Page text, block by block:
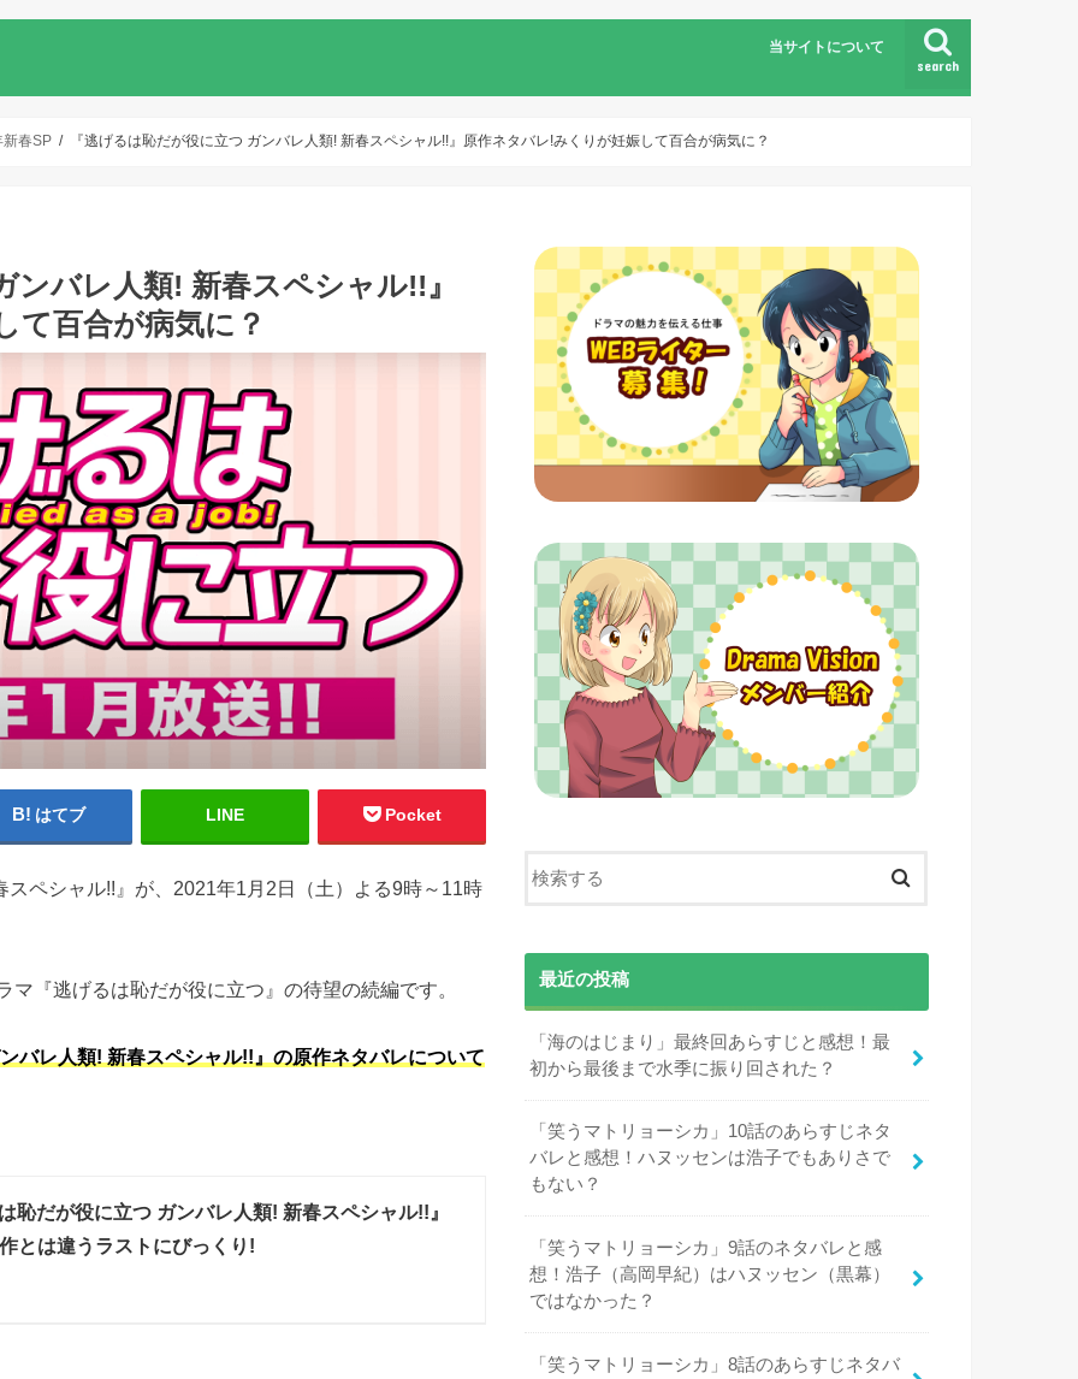
search
当サイトについて
新春SP 『逃げるは恥だが役に立つ ガンバレ人類! 新春スペシャル!!』原作ネタバレ!みくりが妊娠して百合が病気に？
バレ人類! 新春スペシャル!!』
て百合が病気に？
はてブ LINE Pocket
ペシャル!!』が、2021年1月2日（土）よる9時～11時
『逃げるは恥だが役に立つ』の待望の続編です。
バレ人類! 新春スペシャル!!』の原作ネタバレについて
恥だが役に立つ ガンバレ人類! 新春スペシャル!!』
とは違うラストにびっくり!
最近の投稿
「海のはじまり」最終回あらすじと感想！最
初から最後まで水季に振り回された？
「笑うマトリョーシカ」10話のあらすじネタ
バレと感想！ハヌッセンは浩子でもありさで
もない？
「笑うマトリョーシカ」9話のネタバレと感
想！浩子（高岡早紀）はハヌッセン（黒幕）
ではなかった？
「笑うマトリョーシカ」8話のあらすじネタバ